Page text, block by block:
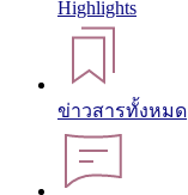
Highlights
ข่าวสารทั้งหมด